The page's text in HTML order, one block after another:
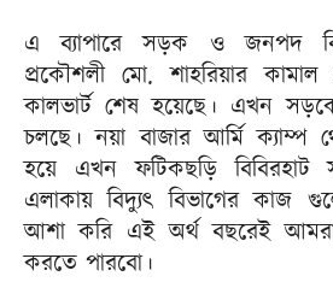
এ ব্যাপারে সড়ক ও জনপদ
প্রকৌশলী মো. শাহরিয়ার
কালভার্ট শেষ হয়েছে। এখন
চলছে। নয়া বাজার আর্মি ক্যাম্প
হয়ে এখন ফটিকছড়ি বিবিরহাট
এলাকায় বিদ্যুৎ বিভাগের কাজ
আশা করি এই অর্থ বছরেই
করতে পারবো।